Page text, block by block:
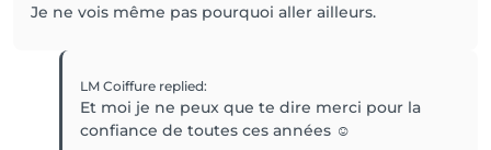
Je ne vois même pas pourquoi aller ailleurs.
LM Coiffure replied:
Et moi je ne peux que te dire merci pour la
confiance de toutes ces années ☺️